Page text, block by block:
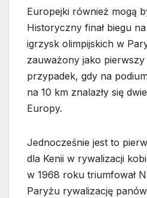
Europejki również mogą
Historyczny finał biegu
igrzysk olimpijskich w
zauważony jako
przypadek, gdy na
na 10 km znalazły się
Europy.
Jednocześnie jest to
dla Kenii w rywalizacji
w 1968 roku triumfował
Paryżu rywalizację